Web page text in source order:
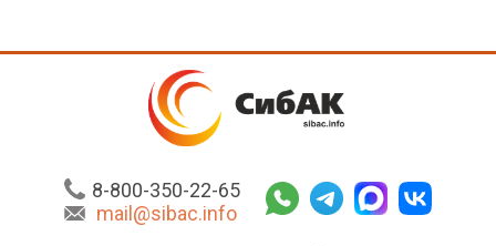
8-800-350-22-65
mail@sibac.info